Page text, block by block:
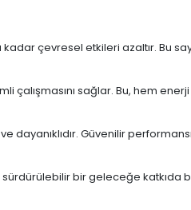
çevresel etkileri azaltır. Bu
sağlar. Bu, hem
Güvenilir
bir geleceğe katkıda